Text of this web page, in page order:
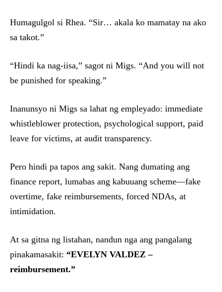
Humagulgol si Rhea. “Sir… akala ko mamatay na ako
sa takot.”
“Hindi ka nag-iisa,” sagot ni Migs. “And you will not
be punished for speaking.”
Inanunsyo ni Migs sa lahat ng empleyado: immediate
whistleblower protection, psychological support, paid
leave for victims, at audit transparency.
Pero hindi pa tapos ang sakit. Nang dumating ang
finance report, lumabas ang kabuuang scheme—fake
overtime, fake reimbursements, forced NDAs, at
intimidation.
At sa gitna ng listahan, nandun nga ang pangalang
pinakamasakit: “EVELYN VALDEZ –
reimbursement.”